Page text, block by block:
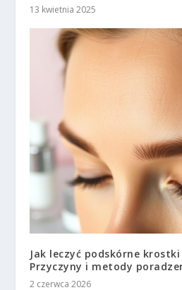
13 kwietnia 2025
Jak leczyć podskórne
Przyczyny i metody
2 czerwca 2026